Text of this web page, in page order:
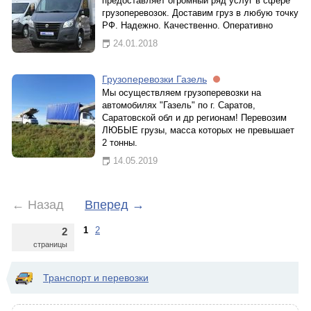
грузоперевозок. Доставим груз в любую точку
РФ. Надежно. Качественно. Оперативно
24.01.2018
Грузоперевозки Газель
Мы осуществляем грузоперевозки на
автомобилях "Газель" по г. Саратов,
Саратовской обл и др регионам! Перевозим
ЛЮБЫЕ грузы, масса которых не превышает
2 тонны.
14.05.2019
← Назад Вперед →
2
страницы
1 2
Транспорт и перевозки